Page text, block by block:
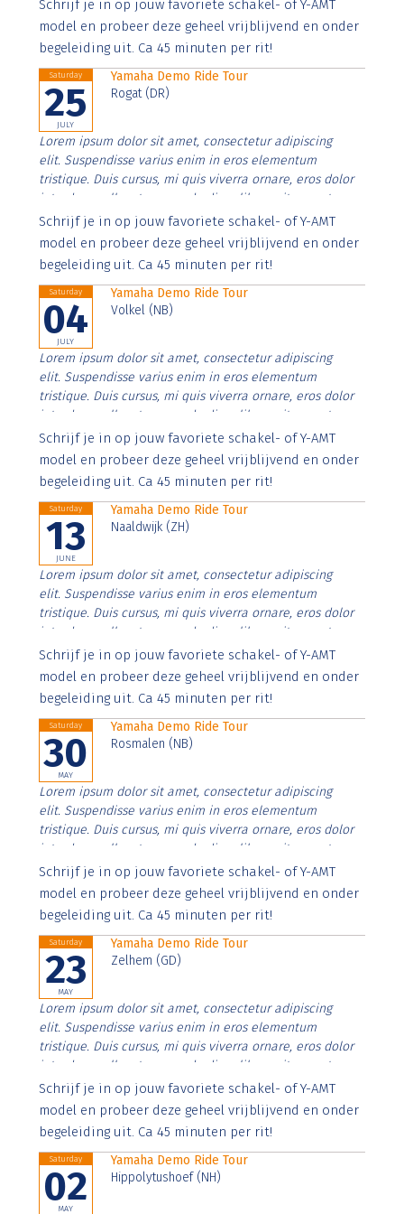
imperdiet. Nunc ut sem vitae risus tristique posuere.
Schrijf je in op jouw favoriete schakel- of Y-AMT
model en probeer deze geheel vrijblijvend en onder
begeleiding uit. Ca 45 minuten per rit!
Saturday
25
JULY
Yamaha Demo Ride Tour
Rogat (DR)
Lorem ipsum dolor sit amet, consectetur adipiscing
elit. Suspendisse varius enim in eros elementum
tristique. Duis cursus, mi quis viverra ornare, eros dolor
interdum nulla, ut commodo diam libero vitae erat.
Aenean faucibus nibh et justo cursus id rutrum lorem
imperdiet. Nunc ut sem vitae risus tristique posuere.
Schrijf je in op jouw favoriete schakel- of Y-AMT
model en probeer deze geheel vrijblijvend en onder
begeleiding uit. Ca 45 minuten per rit!
Saturday
04
JULY
Yamaha Demo Ride Tour
Volkel (NB)
Lorem ipsum dolor sit amet, consectetur adipiscing
elit. Suspendisse varius enim in eros elementum
tristique. Duis cursus, mi quis viverra ornare, eros dolor
interdum nulla, ut commodo diam libero vitae erat.
Aenean faucibus nibh et justo cursus id rutrum lorem
imperdiet. Nunc ut sem vitae risus tristique posuere.
Schrijf je in op jouw favoriete schakel- of Y-AMT
model en probeer deze geheel vrijblijvend en onder
begeleiding uit. Ca 45 minuten per rit!
Saturday
13
JUNE
Yamaha Demo Ride Tour
Naaldwijk (ZH)
Lorem ipsum dolor sit amet, consectetur adipiscing
elit. Suspendisse varius enim in eros elementum
tristique. Duis cursus, mi quis viverra ornare, eros dolor
interdum nulla, ut commodo diam libero vitae erat.
Aenean faucibus nibh et justo cursus id rutrum lorem
imperdiet. Nunc ut sem vitae risus tristique posuere.
Schrijf je in op jouw favoriete schakel- of Y-AMT
model en probeer deze geheel vrijblijvend en onder
begeleiding uit. Ca 45 minuten per rit!
Saturday
30
MAY
Yamaha Demo Ride Tour
Rosmalen (NB)
Lorem ipsum dolor sit amet, consectetur adipiscing
elit. Suspendisse varius enim in eros elementum
tristique. Duis cursus, mi quis viverra ornare, eros dolor
interdum nulla, ut commodo diam libero vitae erat.
Aenean faucibus nibh et justo cursus id rutrum lorem
imperdiet. Nunc ut sem vitae risus tristique posuere.
Schrijf je in op jouw favoriete schakel- of Y-AMT
model en probeer deze geheel vrijblijvend en onder
begeleiding uit. Ca 45 minuten per rit!
Saturday
23
MAY
Yamaha Demo Ride Tour
Zelhem (GD)
Lorem ipsum dolor sit amet, consectetur adipiscing
elit. Suspendisse varius enim in eros elementum
tristique. Duis cursus, mi quis viverra ornare, eros dolor
interdum nulla, ut commodo diam libero vitae erat.
Aenean faucibus nibh et justo cursus id rutrum lorem
imperdiet. Nunc ut sem vitae risus tristique posuere.
Schrijf je in op jouw favoriete schakel- of Y-AMT
model en probeer deze geheel vrijblijvend en onder
begeleiding uit. Ca 45 minuten per rit!
Saturday
02
MAY
Yamaha Demo Ride Tour
Hippolytushoef (NH)